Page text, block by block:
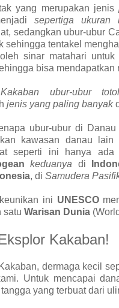
yang merupakan jenis
sepertiga ukuran
sedangkan ubur-ubur
sehingga tentakel
sinar matahari untuk
bisa mendapatkan
ubur-ubur totol
jenis yang paling banyak
ubur-ubur di Danau
kawasan danau
seperti ini hanya ada
keduanya di
, di Samudera
ini UNESCO
satu Warisan Dunia
Kakaban!
dermaga kecil
Untuk mencapai
yang terbuat dari